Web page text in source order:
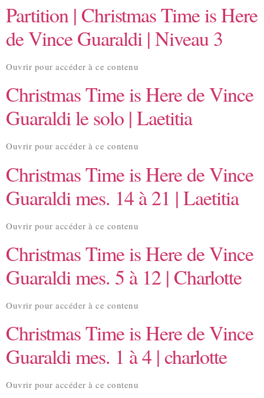
Partition | Christmas Time is Here
de Vince Guaraldi | Niveau 3
Ouvrir pour accéder à ce contenu
Christmas Time is Here de Vince
Guaraldi le solo | Laetitia
Ouvrir pour accéder à ce contenu
Christmas Time is Here de Vince
Guaraldi mes. 14 à 21 | Laetitia
Ouvrir pour accéder à ce contenu
Christmas Time is Here de Vince
Guaraldi mes. 5 à 12 | Charlotte
Ouvrir pour accéder à ce contenu
Christmas Time is Here de Vince
Guaraldi mes. 1 à 4 | charlotte
Ouvrir pour accéder à ce contenu